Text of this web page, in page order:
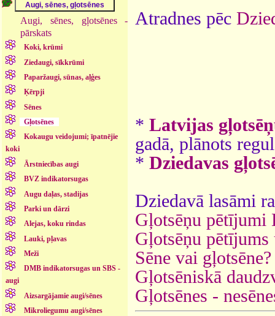
Augi, sēnes, gļotsēnes -
pārskats
Koki, krūmi
Ziedaugi, sīkkrūmi
Paparžaugi, sūnas, aļģes
Ķērpji
Sēnes
Gļotsēnes
Kokaugu veidojumi; īpatnējie
koki
Ārstniecības augi
BVZ indikatorsugas
Augu daļas, stadijas
Parki un dārzi
Alejas, koku rindas
Lauki, pļavas
Meži
DMB indikatorsugas un SBS -
augi
Aizsargājamie augi/sēnes
Mikroliegumu augi/sēnes
Atradnes pēc
* Latvijas
gadā, plānots
* Dziedavas
Dziedavā lasāmi
Gļotsēņu pētījumi
Gļotsēņu
Sēne vai
Gļotsēniskā
Gļotsēnes -